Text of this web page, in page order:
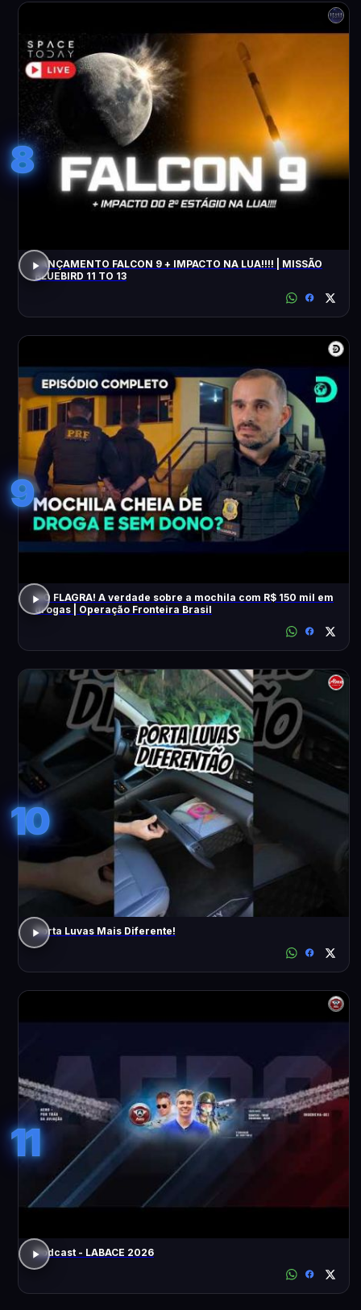
8
LANÇAMENTO FALCON 9 + IMPACTO NA LUA!!!! | MISSÃO
BLUEBIRD 11 TO 13
9
NO FLAGRA! A verdade sobre a mochila com R$ 150 mil em
drogas | Operação Fronteira Brasil
10
Porta Luvas Mais Diferente!
11
Podcast - LABACE 2026